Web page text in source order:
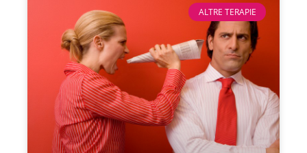
ALTRE TERAPIE